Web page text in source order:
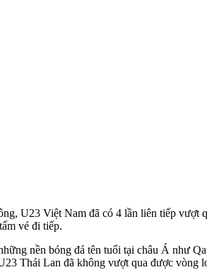
U23 Việt Nam đã có 4 lần liên tiếp
vé đi tiếp.
nền bóng đá tên tuổi tại châu Á như
Thái Lan đã không vượt qua được vòng